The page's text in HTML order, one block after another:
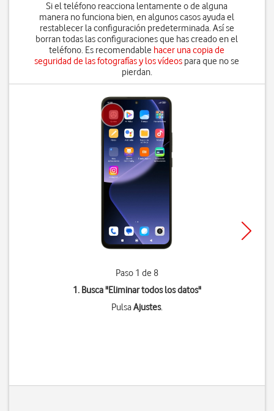
Si el teléfono reacciona lentamente o de alguna
manera no funciona bien, en algunos casos ayuda el
restablecer la configuración predeterminada. Así se
borran todas las configuraciones que has creado en el
teléfono. Es recomendable hacer una copia de
seguridad de las fotografías y los vídeos para que no se
pierdan.
Paso 1 de 8
1. Busca "Eliminar todos los datos"
PulsaAjustes.